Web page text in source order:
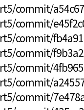
commit/
commit/
commit/
commit/
commit/
commit/
commit/